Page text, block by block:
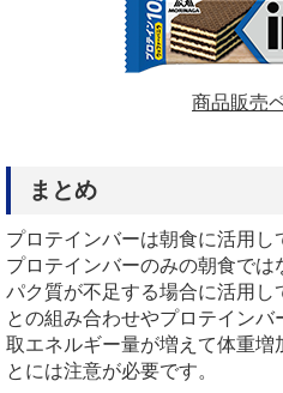
商品販売
まとめ
プロテインバーは朝食に活用し
プロテインバーのみの朝食で
パク質が不足する場合に活用
との組み合わせやプロテイン
取エネルギー量が増えて体重増
とには注意が必要です。